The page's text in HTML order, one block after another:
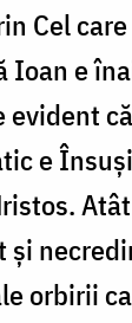
Cel
Ioan e
evident
e
și
orbirii